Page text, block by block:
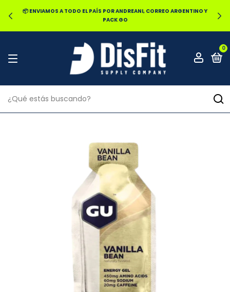
🔥20% OFF POR TRANSFERENCIA | 25% OFF EN EFECTIVO RETIRANDO
EN LOCAL
0